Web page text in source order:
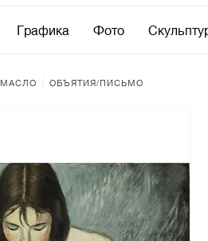
Графика Фото
МАСЛО ОБЪЯТИЯ/ПИСЬМО